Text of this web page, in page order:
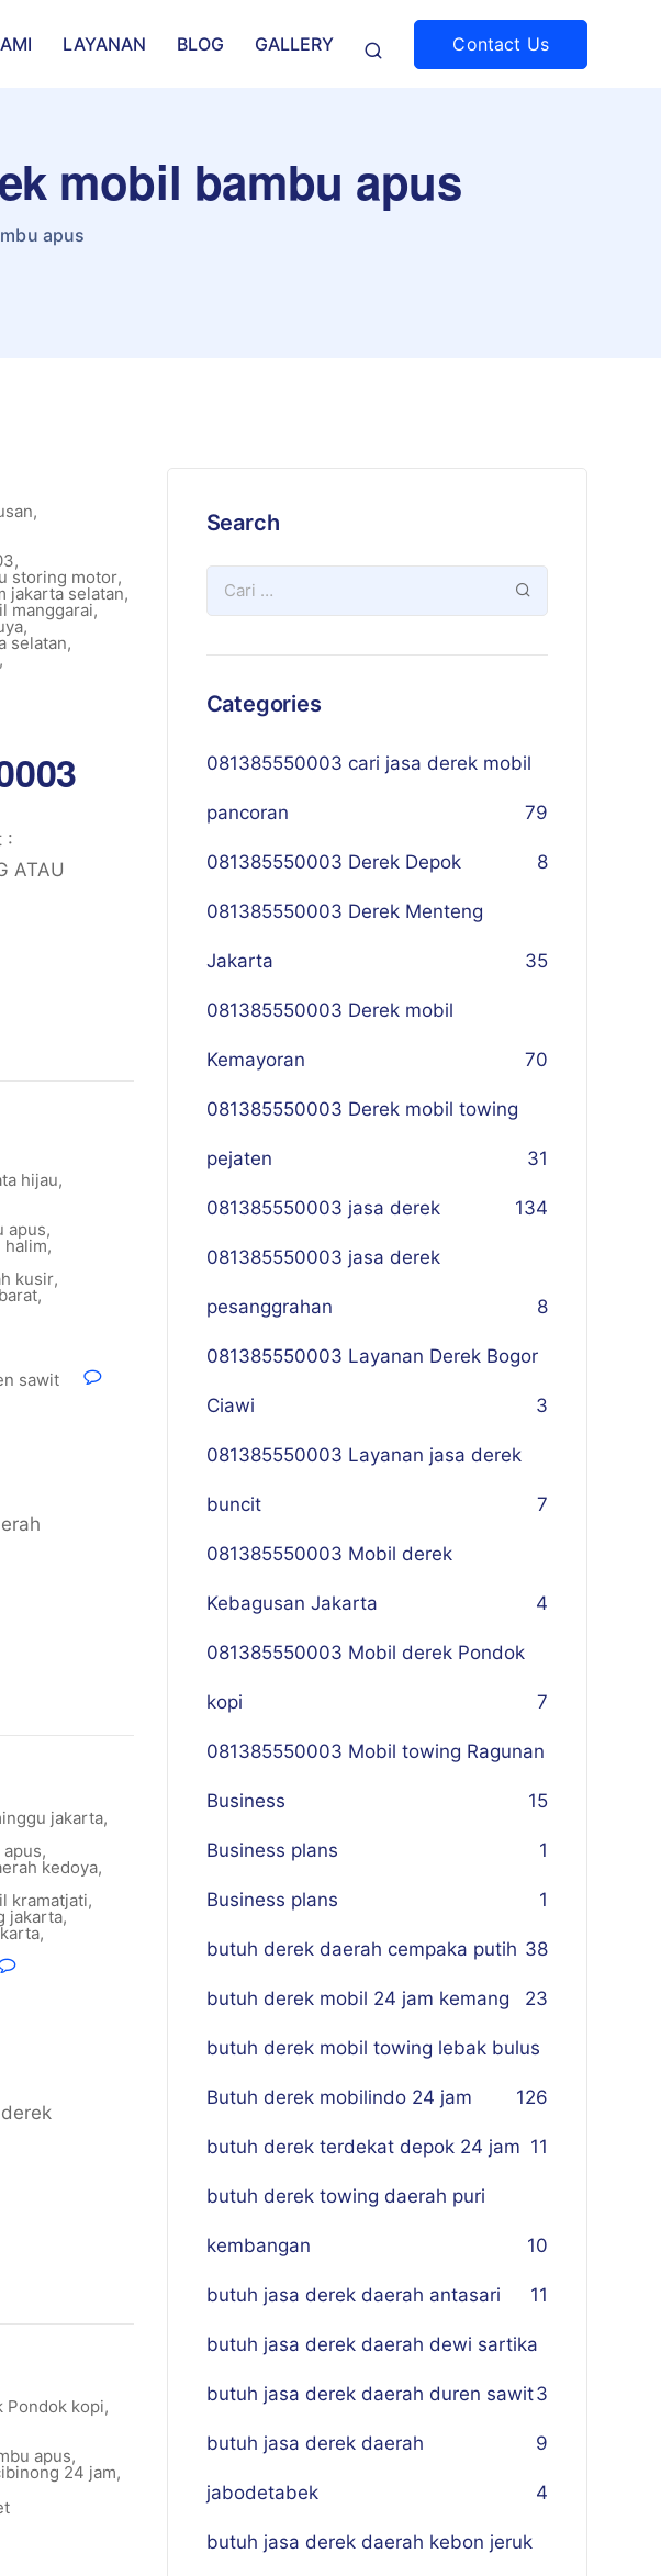
LAYANAN BLOG GALLERY Contact Us
mobil bambu apus
apus
,
,
storing motor,
jakarta selatan,
manggarai,
,
selatan,
,
:
ATAU
hijau,
apus,
halim,
kusir,
,
sawit
jakarta,
,
kedoya,
kramatjati,
jakarta,
,
derek
Pondok kopi,
apus,
24 jam,
Search
Categories
081385550003 cari jasa derek mobil
pancoran 79
081385550003 Derek Depok 8
081385550003 Derek Menteng
Jakarta 35
081385550003 Derek mobil
Kemayoran 70
081385550003 Derek mobil towing
pejaten 31
081385550003 jasa derek 134
081385550003 jasa derek
pesanggrahan 8
081385550003 Layanan Derek Bogor
Ciawi 3
081385550003 Layanan jasa derek
buncit 7
081385550003 Mobil derek
Kebagusan Jakarta 4
081385550003 Mobil derek Pondok
kopi 7
081385550003 Mobil towing Ragunan
5
Business 1
Business plans 1
Business plans 1
butuh derek daerah cempaka putih 38
butuh derek mobil 24 jam kemang 23
butuh derek mobil towing lebak bulus
26
Butuh derek mobilindo 24 jam 1
butuh derek terdekat depok 24 jam 11
butuh derek towing daerah puri
kembangan 10
butuh jasa derek daerah antasari 11
butuh jasa derek daerah dewi sartika
3
butuh jasa derek daerah duren sawit
9
butuh jasa derek daerah
jabodetabek 4
butuh jasa derek daerah kebon jeruk